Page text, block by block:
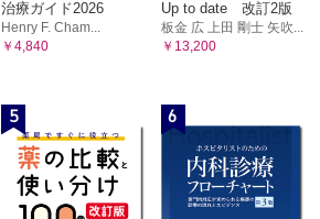
治療ガイド2026
Henry F. Cham...
￥4,840
Up to date 改訂2版
板金 広 上田 剛士 矢吹...
￥13,200
5 6